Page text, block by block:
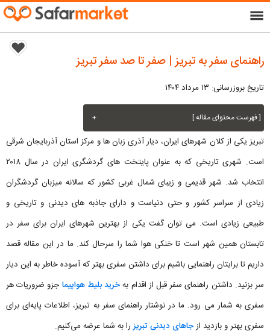
menu
راهنمای سفر به تبریز | صفر تا صد سفر تبریز
تاریخ بروزرسانی: ۱۳ مرداد ۱۴۰۴
[ فهرست محتوای مقاله ] +
تبریز یکی از کلان‌ شهرهای ایران، دیار آذری زبان ها و مرکز استان آذربایجان شرقی
است. شهری تاریخی که به عنوان پایتخت های گردشگری ایران در سال ۲۰۱۸
انتخاب شد. شهر قدیمی و زیبای شمال غربی کشور که سالانه میزبان گردشگران
زیادی از سراسر کشور و حتی دنیاست و دارای جاذبه های دیدنی و تاریخی و
طبیعی زیادی است. می توان گفت یکی از بهترین شهرهای ایران برای سفر در
تابستان همین شهر است تا خنکی هوا شما را سرحال کند. ما در این مقاله قصد
داریم تا برایتان راهنمایی باشیم برای داشتن سفری بهتر که آسوده خاطر به این دیار
سر بزنید. داشتن راهنمای سفر قبل از اقدام بهخرید بلیط هواپیما جزو ضروریات هر
سفری به شمار می رود. ما در نوشتار راهنمای سفر به تبریز، اطلاعات پایه‌ای برای
سفری بهتر و بازدید ازجاهای دیدنی تبریزرا به شما عرضه می‌کنیم.